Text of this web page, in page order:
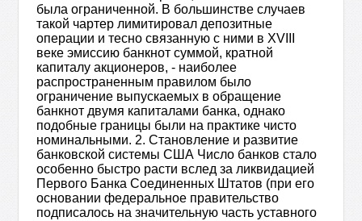
была ограниченной. В большинстве случаев
такой чартер лимитировал депозитные
операции и тесно связанную с ними в XVIII
веке эмиссию банкнот суммой, кратной
капиталу акционеров, - наиболее
распространенным правилом было
ограничение выпускаемых в обращение
банкнот двумя капиталами банка, однако
подобные границы были на практике чисто
номинальными. 2. Становление и развитие
банковской системы США Число банков стало
особенно быстро расти вслед за ликвидацией
Первого Банка Соединенных Штатов (при его
основании федеральное правительство
подписалось на значительную часть уставного